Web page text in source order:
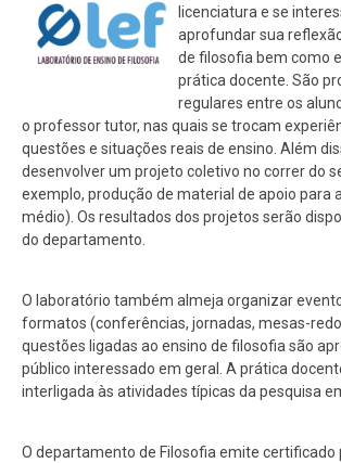
licenciatura e se
aprofundar sua
de filosofia bem como
prática docente. São
regulares entre os
o professor tutor, nas quais se trocam
questões e situações reais de ensino. Além
desenvolver um projeto coletivo no correr do
exemplo, produção de material de apoio para
médio). Os resultados dos projetos serão
do departamento.
O laboratório também almeja organizar
formatos (conferências, jornadas, mesas-
questões ligadas ao ensino de filosofia são
público interessado em geral. A prática
interligada às atividades típicas da pesquisa
O departamento de Filosofia emite certificado